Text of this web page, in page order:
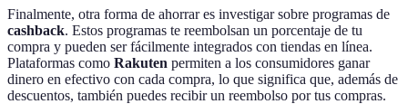
Finalmente, otra forma de ahorrar es investigar sobre programas de
cashback. Estos programas te reembolsan un porcentaje de tu
compra y pueden ser fácilmente integrados con tiendas en línea.
Plataformas como Rakuten permiten a los consumidores ganar
dinero en efectivo con cada compra, lo que significa que, además de
descuentos, también puedes recibir un reembolso por tus compras.